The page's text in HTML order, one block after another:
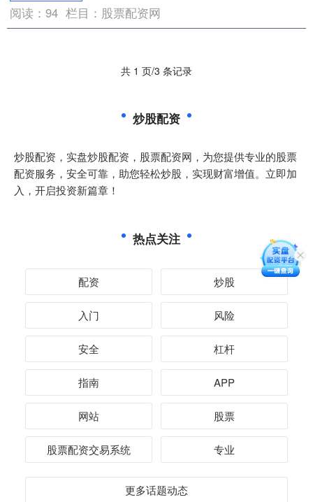
阅读：94 栏目： 股票配资网
共 1 页/3 条记录
炒股配资
炒股配资，实盘炒股配资，股票配资网，为您提供专业的股票
配资服务，安全可靠，助您轻松炒股，实现财富增值。立即加
入，开启投资新篇章！
热点关注
配资 炒股
入门 风险
安全 杠杆
指南 APP
网站 股票
股票配资交易系统 专业
更多话题动态